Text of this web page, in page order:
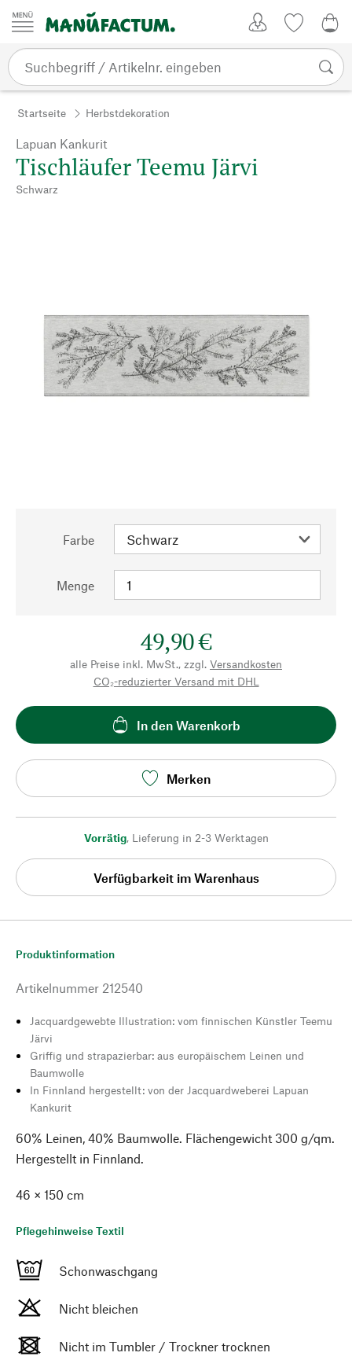
Zum Inhalt springen
Startseite Herbstdekoration
Lapuan Kankurit
Tischläufer Teemu Järvi
Schwarz
Farbe
Menge
49,90 €
alle Preise inkl. MwSt., zzgl. Versandkosten
CO₂-reduzierter Versand mit DHL
In den Warenkorb
Merken
Vorrätig, Lieferung in 2-3 Werktagen
Verfügbarkeit im Warenhaus
Produktinformation
Artikelnummer 212540
Jacquardgewebte Illustration: vom finnischen Künstler Teemu
Järvi
Griffig und strapazierbar: aus europäischem Leinen und
Baumwolle
In Finnland hergestellt: von der Jacquardweberei Lapuan
Kankurit
60% Leinen, 40% Baumwolle. Flächengewicht 300 g/qm.
Hergestellt in Finnland.
46 × 150 cm
Pflegehinweise Textil
Schonwaschgang
Nicht bleichen
Nicht im Tumbler / Trockner trocknen